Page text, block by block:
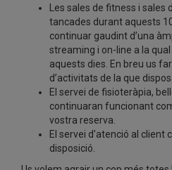
Les sales de fitness i
tancades durant aquests
continuar gaudint d’una
streaming i on-line a la
aquests dies. En breu us
d’activitats de la que
El servei de fisioteràpia,
continuaran funcionant
vostra reserva.
El servei d’atenció al client
disposició.